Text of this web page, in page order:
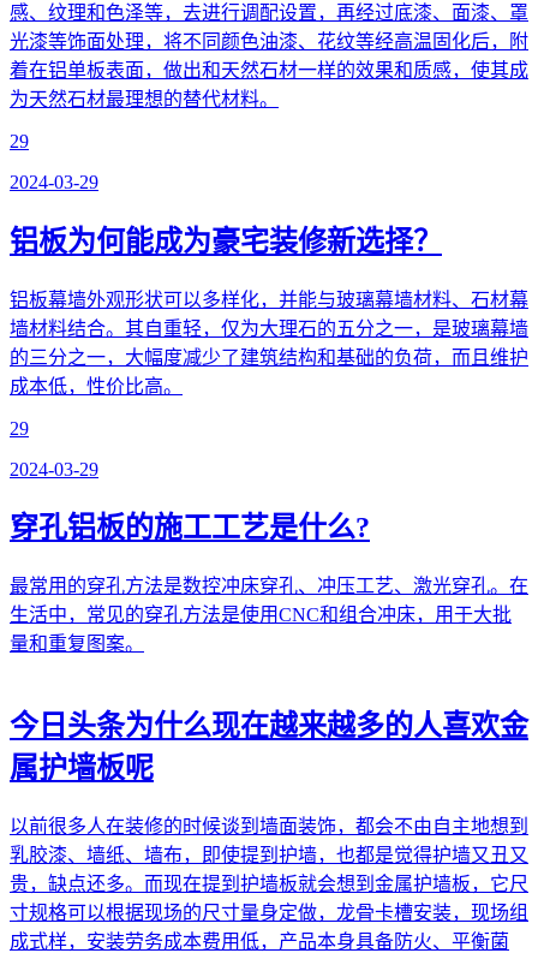
感、纹理和色泽等，去进行调配设置，再经过底漆、面漆、罩
光漆等饰面处理，将不同颜色油漆、花纹等经高温固化后，附
着在铝单板表面，做出和天然石材一样的效果和质感，使其成
为天然石材最理想的替代材料。
29
2024-03-29
铝板为何能成为豪宅装修新选择？
铝板幕墙外观形状可以多样化，并能与玻璃幕墙材料、石材幕
墙材料结合。其自重轻，仅为大理石的五分之一，是玻璃幕墙
的三分之一，大幅度减少了建筑结构和基础的负荷，而且维护
成本低，性价比高。
29
2024-03-29
穿孔铝板的施工工艺是什么?
最常用的穿孔方法是数控冲床穿孔、冲压工艺、激光穿孔。在
生活中，常见的穿孔方法是使用CNC和组合冲床，用于大批
量和重复图案。
今日头条为什么现在越来越多的人喜欢金
属护墙板呢
以前很多人在装修的时候谈到墙面装饰，都会不由自主地想到
乳胶漆、墙纸、墙布，即使提到护墙，也都是觉得护墙又丑又
贵，缺点还多。而现在提到护墙板就会想到金属护墙板，它尺
寸规格可以根据现场的尺寸量身定做，龙骨卡槽安装，现场组
成式样，安装劳务成本费用低，产品本身具备防火、平衡菌